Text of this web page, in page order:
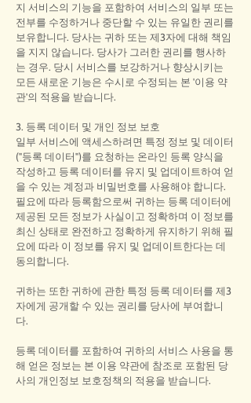
지 서비스의 기능을 포함하여 서비스의 일부 또는
전부를 수정하거나 중단할 수 있는 유일한 권리를
보유합니다. 당사는 귀하 또는 제3자에 대해 책임
을 지지 않습니다. 당사가 그러한 권리를 행사하
는 경우. 당시 서비스를 보강하거나 향상시키는
모든 새로운 기능은 수시로 수정되는 본 '이용 약
관'의 적용을 받습니다.
3. 등록 데이터 및 개인 정보 보호
일부 서비스에 액세스하려면 특정 정보 및 데이터
("등록 데이터")를 요청하는 온라인 등록 양식을
작성하고 등록 데이터를 유지 및 업데이트하여 얻
을 수 있는 계정과 비밀번호를 사용해야 합니다.
필요에 따라 등록함으로써 귀하는 등록 데이터에
제공된 모든 정보가 사실이고 정확하며 이 정보를
최신 상태로 완전하고 정확하게 유지하기 위해 필
요에 따라 이 정보를 유지 및 업데이트한다는 데
동의합니다.
귀하는 또한 귀하에 관한 특정 등록 데이터를 제3
자에게 공개할 수 있는 권리를 당사에 부여합니
다.
등록 데이터를 포함하여 귀하의 서비스 사용을 통
해 얻은 정보는 본 이용 약관에 참조로 포함된 당
사의 개인정보 보호정책의 적용을 받습니다.